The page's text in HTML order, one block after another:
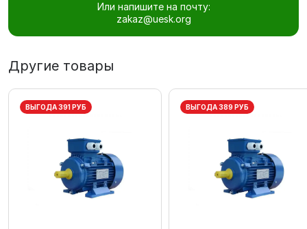
Или напишите на почту:
zakaz@uesk.org
Другие товары
ВЫГОДА 391 РУБ ВЫГОДА 389 РУБ